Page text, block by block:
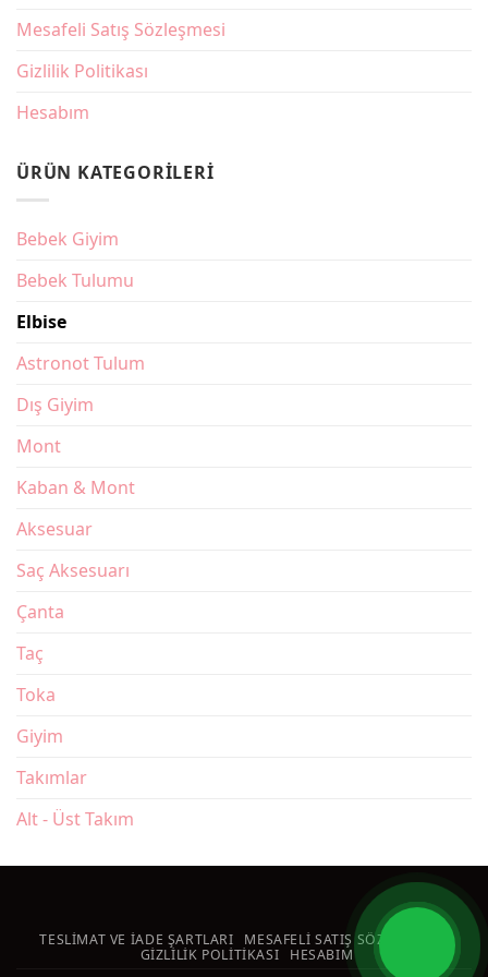
Mesafeli Satış Sözleşmesi
Gizlilik Politikası
Hesabım
ÜRÜN KATEGORILERI
Bebek Giyim
Bebek Tulumu
Elbise
Astronot Tulum
Dış Giyim
Mont
Kaban & Mont
Aksesuar
Saç Aksesuarı
Çanta
Taç
Toka
Giyim
Takımlar
Alt - Üst Takım
TESLIMAT VE İADE ŞARTLARI
MESAFELI SATIŞ SÖZLEŞMESI
GIZLILIK POLITIKASI
HESABIM